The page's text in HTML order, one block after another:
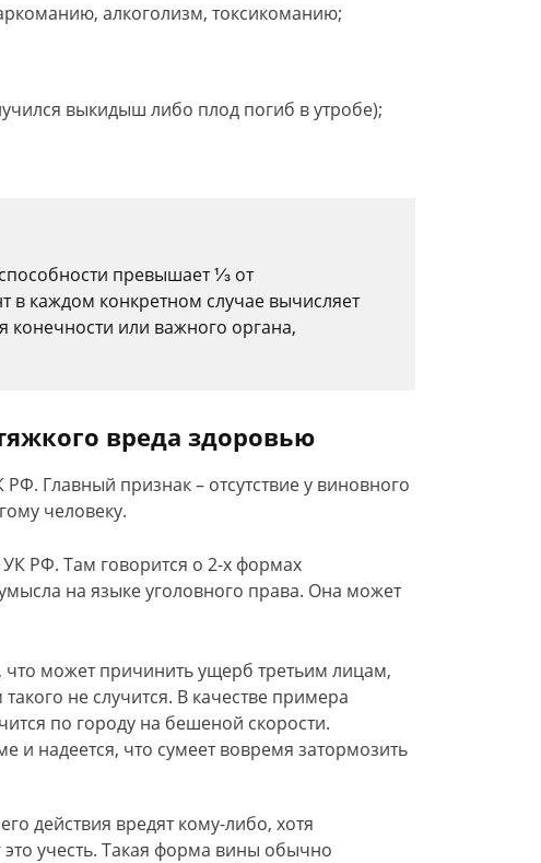
алкоголизм, токсикоманию;
выкидыш либо плод погиб в утробе);
превышает ⅓ от
в каждом конкретном случае вычисляет
конечности или важного органа,
вреда здоровью
Главный признак – отсутствие у виновного
человеку.
РФ. Там говорится о 2-х формах
на языке уголовного права. Она может
может причинить ущерб третьим лицам,
не случится. В качестве примера
по городу на бешеной скорости.
и надеется, что сумеет вовремя затормозить
действия вредят кому-либо, хотя
учесть. Такая форма вины обычно